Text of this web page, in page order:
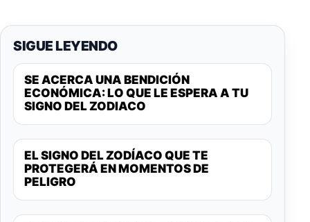
SIGUE LEYENDO
SE ACERCA UNA BENDICIÓN
ECONÓMICA: LO QUE LE ESPERA A TU
SIGNO DEL ZODIACO
EL SIGNO DEL ZODÍACO QUE TE
PROTEGERÁ EN MOMENTOS DE
PELIGRO